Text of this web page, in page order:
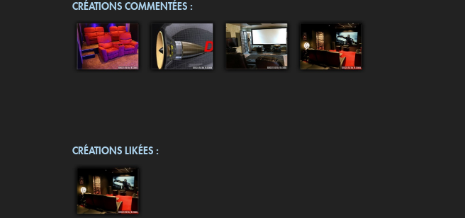
CRÉATIONS COMMENTÉES :
CRÉATIONS LIKÉES :